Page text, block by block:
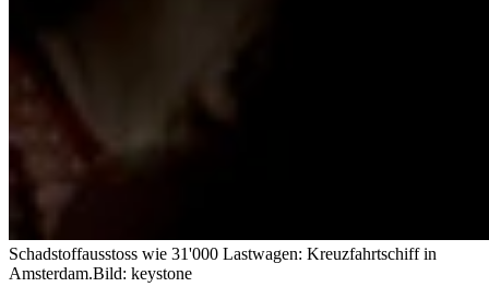
Schadstoffausstoss wie 31'000 Lastwagen: Kreuzfahrtschiff in
Amsterdam.Bild: keystone